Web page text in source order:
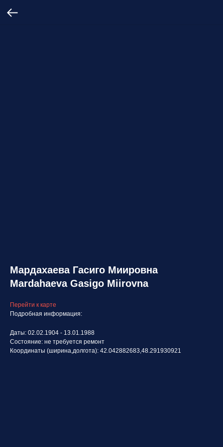
Мардахаева Гасиго Миировна
Mardahaeva Gasigo Miirovna
Перейти к карте
Подробная информация:
Даты: 02.02.1904 - 13.01.1988
Состояние: не требуется ремонт
Координаты (ширина,долгота): 42.042882683,48.291930921